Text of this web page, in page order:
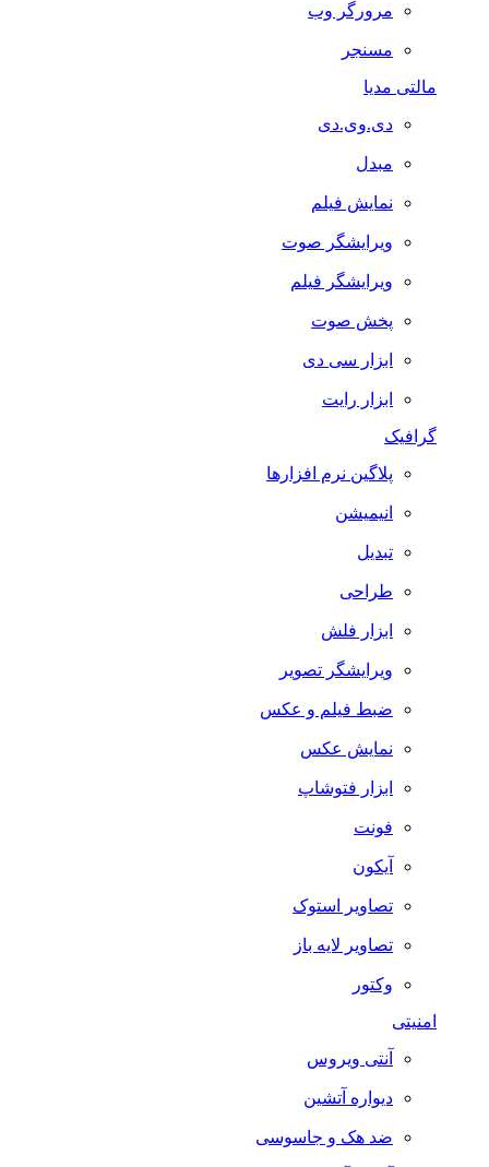
مرورگر وب
مسنجر
مالتی مدیا
دی.وی.دی
مبدل
نمایش فیلم
ویرایشگر صوت
ویرایشگر فیلم
پخش صوت
ابزار سی دی
ابزار رایت
گرافیک
پلاگین نرم افزارها
انیمیشن
تبدیل
طراحی
ابزار فلش
ویرایشگر تصویر
ضبط فيلم و عكس
نمایش عکس
ابزار فتوشاپ
فونت
آیکون
تصاویر استوک
تصاویر لایه باز
وکتور
امنیتی
آنتی ویروس
دیواره آتشین
ضد هک و جاسوسی